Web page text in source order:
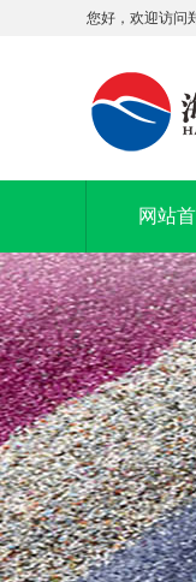
您好，欢迎访问
网站